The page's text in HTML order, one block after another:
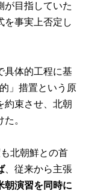
が目指していた
を事実上否定し
具体的工程に基
」措置という原
約束させ、北朝
。
北朝鮮との首
、従来から主張
朝演習を同時に